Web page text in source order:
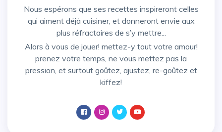
Nous espérons que ses recettes inspireront celles
qui aiment déjà cuisiner, et donneront envie aux
plus réfractaires de s’y mettre...
Alors à vous de jouer! mettez-y tout votre amour!
prenez votre temps, ne vous mettez pas la
pression, et surtout goûtez, ajustez, re-goûtez et
kiffez!